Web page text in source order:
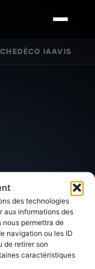
des technologies
aux informations des
permettra de
navigation ou les ID
de retirer son
caractéristiques
DÉCO IAAVIS